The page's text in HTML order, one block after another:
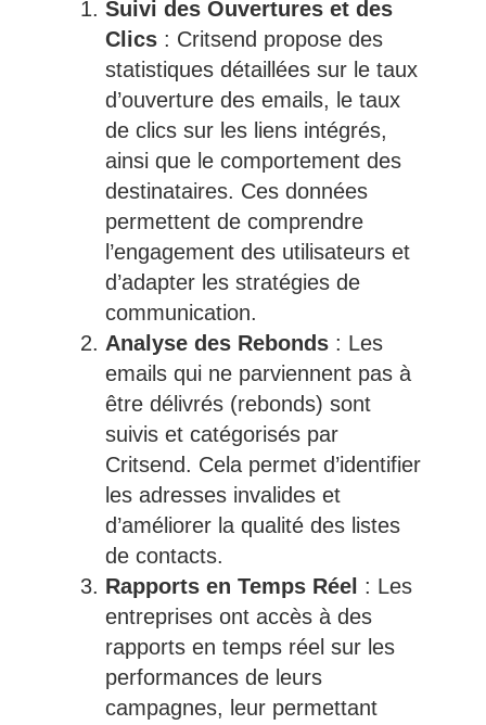
Suivi des Ouvertures et des
Clics: Critsend propose des
statistiques détaillées sur le taux
d’ouverture des emails, le taux
de clics sur les liens intégrés,
ainsi que le comportement des
destinataires. Ces données
permettent de comprendre
l’engagement des utilisateurs et
d’adapter les stratégies de
communication.
Analyse des Rebonds: Les
emails qui ne parviennent pas à
être délivrés (rebonds) sont
suivis et catégorisés par
Critsend. Cela permet d’identifier
les adresses invalides et
d’améliorer la qualité des listes
de contacts.
Rapports en Temps Réel : Les
entreprises ont accès à des
rapports en temps réel sur les
performances de leurs
campagnes, leur permettant